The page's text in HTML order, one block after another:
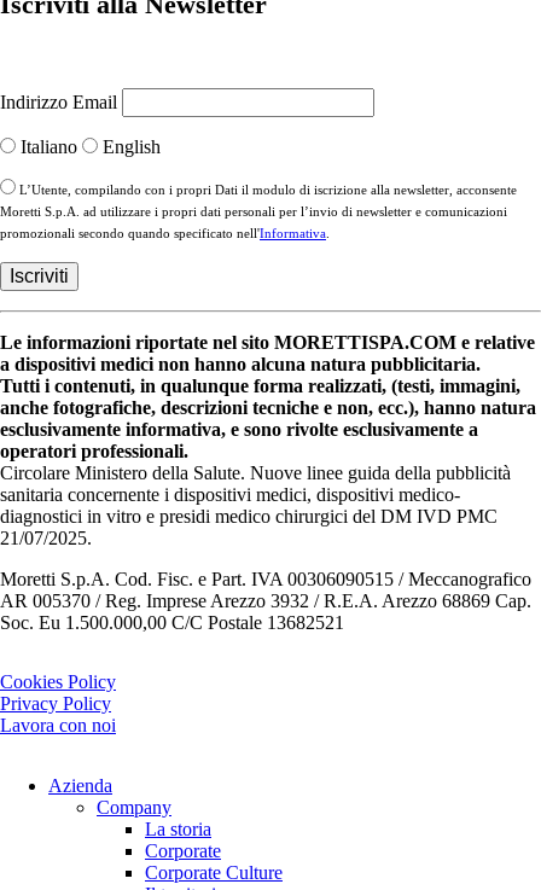
Indirizzo Email
Italiano English
L’Utente, compilando con i propri Dati il modulo di iscrizione alla newsletter, acconsente
Moretti S.p.A. ad utilizzare i propri dati personali per l’invio di newsletter e comunicazioni
promozionali secondo quando specificato nell'Informativa
Le informazioni riportate nel sito MORETTISPA.COM e relative
a dispositivi medici non hanno alcuna natura pubblicitaria.
Tutti i contenuti, in qualunque forma realizzati, (testi, immagini,
anche fotografiche, descrizioni tecniche e non, ecc.), hanno natura
esclusivamente informativa, e sono rivolte esclusivamente a
operatori professionali.
Circolare Ministero della Salute. Nuove linee guida della pubblicità
sanitaria concernente i dispositivi medici, dispositivi medico-
diagnostici in vitro e presidi medico chirurgici del DM IVD PMC
21/07/2025.
Moretti S.p.A. Cod. Fisc. e Part. IVA 00306090515 / Meccanografico
AR 005370 / Reg. Imprese Arezzo 3932 / R.E.A. Arezzo 68869 Cap.
Soc. Eu 1.500.000,00 C/C Postale 13682521
Cookies Policy
Privacy Policy
Lavora con noi
Azienda
Company
La storia
Corporate
Corporate Culture